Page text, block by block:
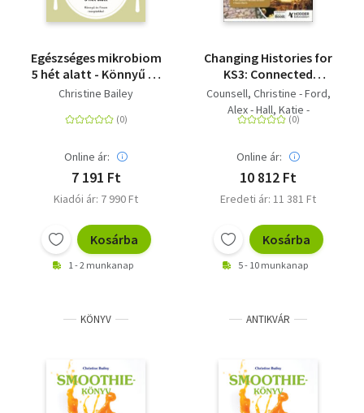
Vallás
Egészséges mikrobiom
5 hét alatt - Könnyű és
finom receptekkel
Christine Bailey
Online ár:
7 191 Ft
Kiadói ár: 7 990 Ft
Kosárba
1 - 2 munkanap
Changing Histories for
KS3: Connected
Worlds, c.1000-c.1600
Counsell, Christine - Ford,
Alex - Hall, Katie -
Cusworth, Hannah - Apps,
- Kinloch, Nicolas - Foster,
Rachel - Jenner, Tim
Online ár:
10 812 Ft
Eredeti ár: 11 381 Ft
Kosárba
5 - 10 munkanap
KÖNYV ANTIKVÁR